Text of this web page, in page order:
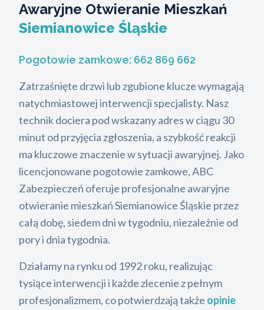
Awaryjne Otwieranie Mieszkań
Siemianowice Śląskie
Pogotowie zamkowe: 662 869 662
Zatrzaśnięte drzwi lub zgubione klucze wymagają
natychmiastowej interwencji specjalisty. Nasz
technik dociera pod wskazany adres w ciągu 30
minut od przyjęcia zgłoszenia, a szybkość reakcji
ma kluczowe znaczenie w sytuacji awaryjnej. Jako
licencjonowane pogotowie zamkowe, ABC
Zabezpieczeń oferuje profesjonalne awaryjne
otwieranie mieszkań Siemianowice Śląskie przez
całą dobę, siedem dni w tygodniu, niezależnie od
pory i dnia tygodnia.
Działamy na rynku od 1992 roku, realizując
tysiące interwencji i każde zlecenie z pełnym
profesjonalizmem, co potwierdzają także opinie